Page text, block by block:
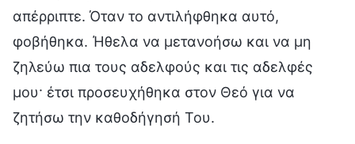
απέρριπτε. Όταν το αντιλήφθηκα αυτό,
φοβήθηκα. Ήθελα να μετανοήσω και να μη
ζηλεύω πια τους αδελφούς και τις αδελφές
μου· έτσι προσευχήθηκα στον Θεό για να
ζητήσω την καθοδήγησή Του.